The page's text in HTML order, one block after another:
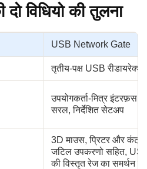
विधियो की तुलना
USB Network Gate
तृतीय-पक्ष USB
उपयोगकर्ता-मित्र इंटरफ़स
सरल, निर्देशित सेटअप
3D माउस, प्रिटर और
जटिल उपकरणो सहित, USB
की विस्तृत रेज का समर्थन